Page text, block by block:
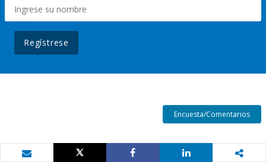
Regístrese
Encuesta/Comentarios